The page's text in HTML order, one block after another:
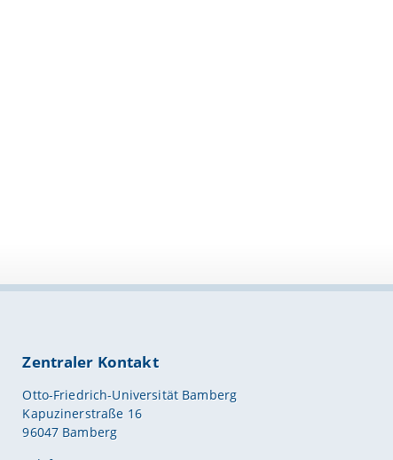
Zentraler Kontakt
Otto-Friedrich-Universität Bamberg
Kapuzinerstraße 16
96047 Bamberg